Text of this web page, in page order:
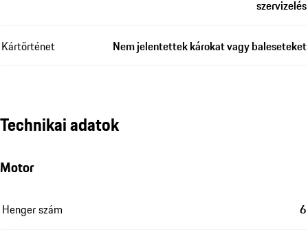
szervizelés
Kártörténet Nem jelentettek károkat vagy baleseteket
Technikai adatok
Motor
Henger szám 6